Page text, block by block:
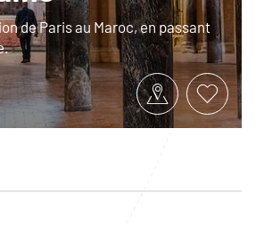
de Paris au Maroc, en passant